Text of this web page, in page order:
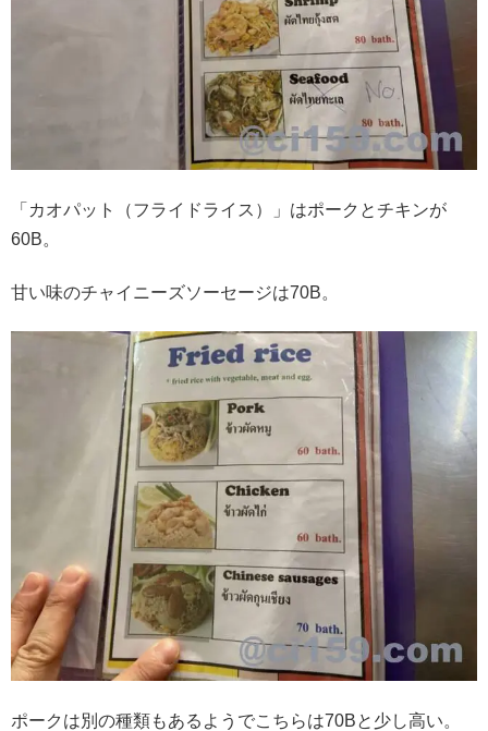
「カオパット（フライドライス）」はポークとチキンが
60B。
甘い味のチャイニーズソーセージは70B。
ポークは別の種類もあるようでこちらは70Bと少し高い。